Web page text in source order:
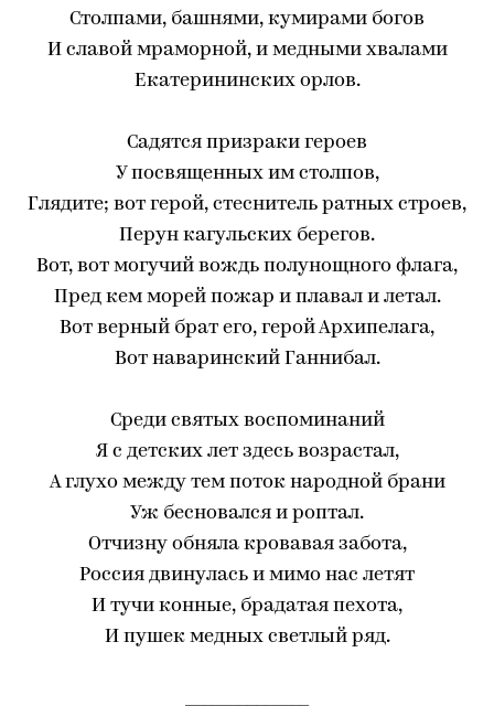
Столпами, башнями, кумирами богов
И славой мраморной, и медными хвалами
Екатерининских орлов.
Садятся призраки героев
У посвященных им столпов,
Глядите; вот герой, стеснитель ратных строев,
Перун кагульских берегов.
Вот, вот могучий вождь полунощного флага,
Пред кем морей пожар и плавал и летал.
Вот верный брат его, герой Архипелага,
Вот наваринский Ганнибал.
Среди святых воспоминаний
Я с детских лет здесь возрастал,
А глухо между тем поток народной брани
Уж бесновался и роптал.
Отчизну обняла кровавая забота,
Россия двинулась и мимо нас летят
И тучи конные, брадатая пехота,
И пушек медных светлый ряд.